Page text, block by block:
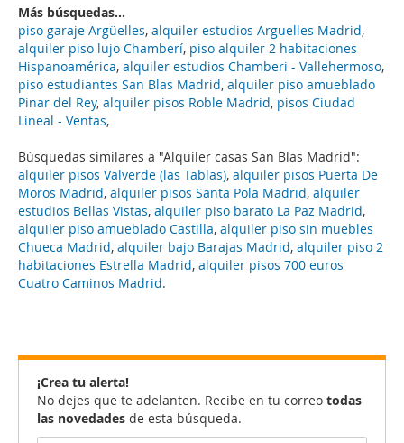
Búsquedas similares a "Alquiler casas San Blas Madrid":
alquiler pisos Valverde (las Tablas), alquiler pisos Puerta De
Moros Madrid, alquiler pisos Santa Pola Madrid, alquiler
estudios Bellas Vistas, alquiler piso barato La Paz Madrid,
alquiler piso amueblado Castilla, alquiler piso sin muebles
Chueca Madrid, alquiler bajo Barajas Madrid, alquiler piso 2
habitaciones Estrella Madrid, alquiler pisos 700 euros
Cuatro Caminos Madrid.
Más búsquedas...
piso garaje Argüelles, alquiler estudios Arguelles Madrid,
alquiler piso lujo Chamberí, piso alquiler 2 habitaciones
Hispanoamérica, alquiler estudios Chamberi - Vallehermoso,
piso estudiantes San Blas Madrid, alquiler piso amueblado
Pinar del Rey, alquiler pisos Roble Madrid, pisos Ciudad
Lineal - Ventas,
¡Crea tu alerta!
No dejes que te adelanten. Recibe en tu correo todas
las novedades de esta búsqueda.